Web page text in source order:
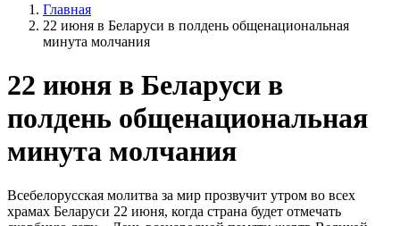
Главная
22 июня в Беларуси в полдень общенациональная
минута молчания
22 июня в Беларуси в
полдень общенациональная
минута молчания
Всебелорусская молитва за мир прозвучит утром во всех
храмах Беларуси 22 июня, когда страна будет отмечать